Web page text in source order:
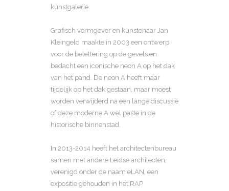
kunstgalerie.
Grafisch vormgever en kunstenaar Jan
Kleingeld maakte in 2003 een ontwerp
voor de belettering op de gevels en
bedacht een iconische neon A op het dak
van het pand. De neon A heeft maar
tijdelijk op het dak gestaan, maar moest
worden verwijderd na een lange discussie
of deze moderne A wel paste in de
historische binnenstad.
In 2013-2014 heeft het architectenbureau
samen met andere Leidse architecten,
verenigd onder de naam eLAN, een
expositie gehouden in het RAP